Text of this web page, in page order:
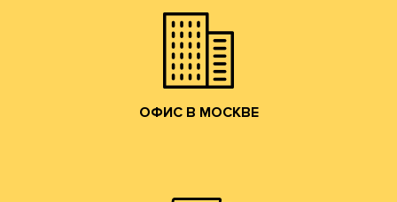
ОФИС В МОСКВЕ
ОФИС В МОСКВЕ
Мы приглашаем действующих и потенциальных